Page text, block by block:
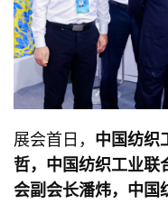
展会首日， 中国纺织
哲，中国纺织工业联
会副会长潘炜，中国